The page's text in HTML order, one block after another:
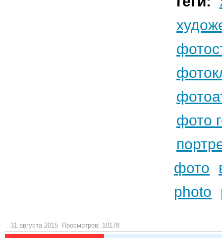
фото
фото
photo
31 августа 2015 Просмотров: 10178